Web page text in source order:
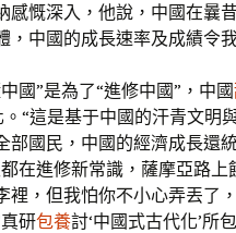
感慨深入，他說，中國在曩
，中國的成長速率及成績令
國”是為了“進修中國”，中國
。“這是基于中國的汗青文明
部國民，中國的經濟成長還
在進修新常識，薩摩亞路
裡，但我怕你不小心弄丟了
研包養討‘中國式古代化’所包